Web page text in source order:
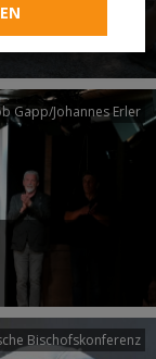
Gapp/Johannes Erler
Bischofskonferenz